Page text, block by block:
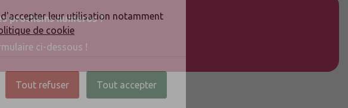
prochains numéros ?
ci-dessous !
leur utilisation notamment
de cookie
Tout refuser Tout accepter